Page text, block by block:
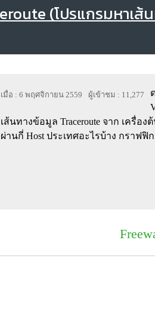
(โปรแกรมหาเส้
เมื่อ : 6 พฤศจิกายน 2559 ผู้เข้าชม : 11,277
เส้นทางข้อมูล Traceroute จาก เครื่อง
ผ่านกี่ Host ประเทศอะไรบ้าง กราฟฟิ